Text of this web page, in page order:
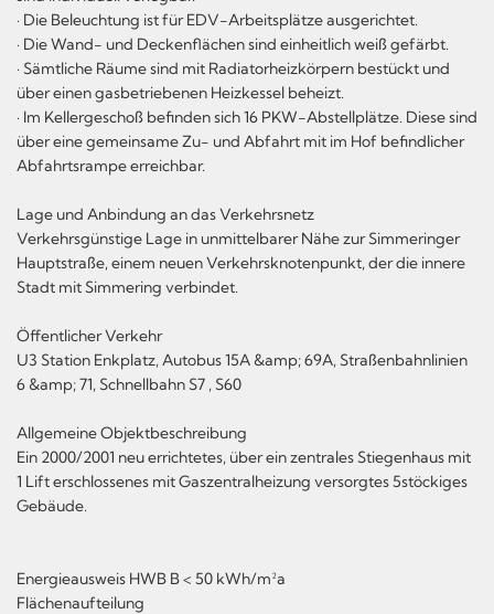
· Die Beleuchtung ist für EDV-Arbeitsplätze ausgerichtet.
· Die Wand- und Deckenflächen sind einheitlich weiß gefärbt.
· Sämtliche Räume sind mit Radiatorheizkörpern bestückt und
über einen gasbetriebenen Heizkessel beheizt.
· Im Kellergeschoß befinden sich 16 PKW-Abstellplätze. Diese sind
über eine gemeinsame Zu- und Abfahrt mit im Hof befindlicher
Abfahrtsrampe erreichbar.
Lage und Anbindung an das Verkehrsnetz
Verkehrsgünstige Lage in unmittelbarer Nähe zur Simmeringer
Hauptstraße, einem neuen Verkehrsknotenpunkt, der die innere
Stadt mit Simmering verbindet.
Öffentlicher Verkehr
U3 Station Enkplatz, Autobus 15A &amp; 69A, Straßenbahnlinien
6 &amp; 71, Schnellbahn S7 , S60
Allgemeine Objektbeschreibung
Ein 2000/2001 neu errichtetes, über ein zentrales Stiegenhaus mit
1 Lift erschlossenes mit Gaszentralheizung versorgtes 5stöckiges
Gebäude.
Energieausweis HWB B < 50 kWh/m²a
Flächenaufteilung